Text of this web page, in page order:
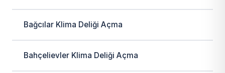
Bağcılar Klima Deliği Açma
Bahçelievler Klima Deliği Açma